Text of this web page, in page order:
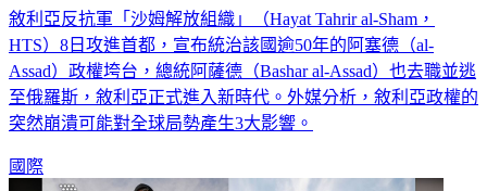
敘利亞反抗軍「沙姆解放組織」（Hayat Tahrir al-Sham，
HTS）8日攻進首都，宣布統治該國逾50年的阿塞德（al-
Assad）政權垮台，總統阿薩德（Bashar al-Assad）也去職並逃
至俄羅斯，敘利亞正式進入新時代。外媒分析，敘利亞政權的
突然崩潰可能對全球局勢產生3大影響。
國際